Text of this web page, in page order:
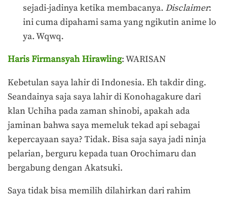
sejadi-jadinya ketika membacanya. Disclaimer:
ini cuma dipahami sama yang ngikutin anime lo
ya. Wqwq.
Haris Firmansyah Hirawling: WARISAN
Kebetulan saya lahir di Indonesia. Eh takdir ding.
Seandainya saja saya lahir di Konohagakure dari
klan Uchiha pada zaman shinobi, apakah ada
jaminan bahwa saya memeluk tekad api sebagai
kepercayaan saya? Tidak. Bisa saja saya jadi ninja
pelarian, berguru kepada tuan Orochimaru dan
bergabung dengan Akatsuki.
Saya tidak bisa memilih dilahirkan dari rahim